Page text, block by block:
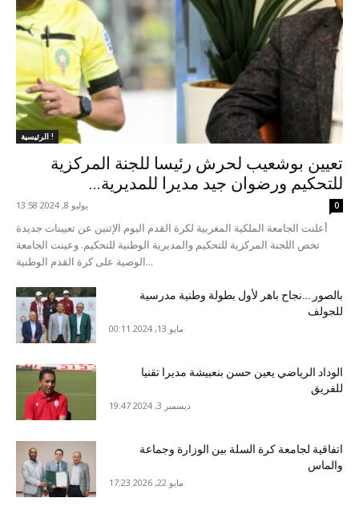
الرئيسية !
تعيين بوشعيب لحرش رئيسا للجنة المركزية
للتحكيم ورضوان جيد مديرا للمديرية...
يوليو 8, 2024 13:58 0
أعلنت الجامعة الملكية المغربية لكرة القدم اليوم الإثنين عن تعيينات جديدة
تخص اللجنة المركزية للتحكيم والمديرية الوطنية للتحكيم. وعينت الجامعة
الوصية على كرة القدم الوطنية...
بالصور …نجاح باهر لأول بطولة وطنية مدرسية
للجولف
مايو 13, 2024 00:11
الوداد الرياضي يعين حسن بنعبيشة مديرا تقنيا
للفريق
ديسمبر 3, 2024 19:47
اتفاقية لجامعة كرة السلة بين الوزارة وجماعة
والماس
مايو 22, 2026 17:23